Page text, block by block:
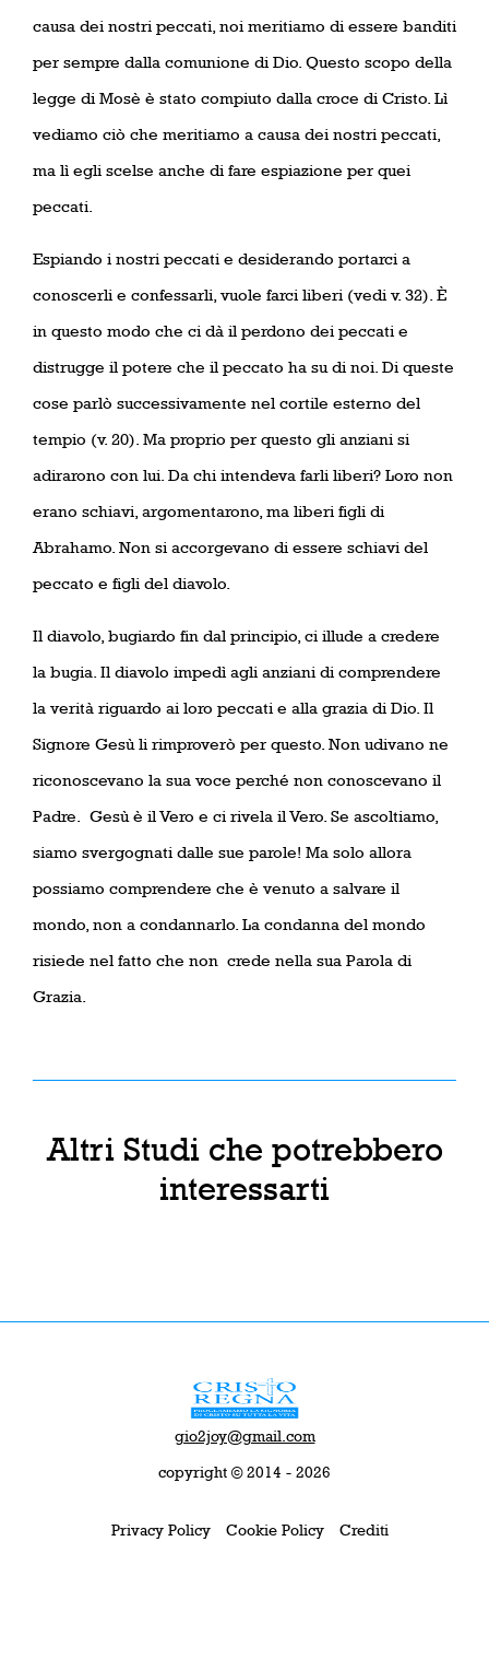
causa dei nostri peccati, noi meritiamo di essere banditi
per sempre dalla comunione di Dio. Questo scopo della
legge di Mosè è stato compiuto dalla croce di Cristo. Lì
vediamo ciò che meritiamo a causa dei nostri peccati,
ma lì egli scelse anche di fare espiazione per quei
peccati.
Espiando i nostri peccati e desiderando portarci a
conoscerli e confessarli, vuole farci liberi (vedi v. 32). È
in questo modo che ci dà il perdono dei peccati e
distrugge il potere che il peccato ha su di noi. Di queste
cose parlò successivamente nel cortile esterno del
tempio (v. 20). Ma proprio per questo gli anziani si
adirarono con lui. Da chi intendeva farli liberi? Loro non
erano schiavi, argomentarono, ma liberi figli di
Abrahamo. Non si accorgevano di essere schiavi del
peccato e figli del diavolo.
Il diavolo, bugiardo fin dal principio, ci illude a credere
la bugia. Il diavolo impedì agli anziani di comprendere
la verità riguardo ai loro peccati e alla grazia di Dio. Il
Signore Gesù li rimproverò per questo. Non udivano ne
riconoscevano la sua voce perché non conoscevano il
Padre.
Gesù è il Vero e ci rivela il Vero. Se ascoltiamo,
siamo svergognati dalle sue parole! Ma solo allora
possiamo comprendere che è venuto a salvare il
mondo, non a condannarlo. La condanna del mondo
risiede nel fatto che non crede nella sua Parola di
Grazia.
Altri Studi che potrebbero
interessarti
gio2joy@gmail.com
copyright © 2014 - 2026
Privacy Policy Cookie Policy Crediti